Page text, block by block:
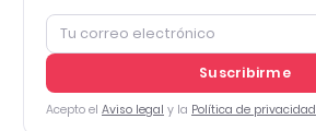
Suscribirme
Acepto el Aviso legal y la Política de privacidad